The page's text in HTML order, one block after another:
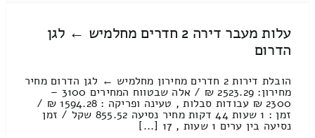
עלות מעבר דירה 2 חדרים מחלמיש ← לגן
הדרום
הובלת דירות 2 חדרים מחירון מחלמיש ← לגן הדרום מחיר
מחירון: 2523.29 ₪ / אלה שבטווח המחירים 3100 –
2300 ₪ עבודות סבלות , טעינה ופריקה : 1594.28 ₪ /
זמן : 1 שעות 44 דקות מחיר נסיעה 855.52 שקל / זמן
נסיעה בין ערים 1 שעות , 17 [...]